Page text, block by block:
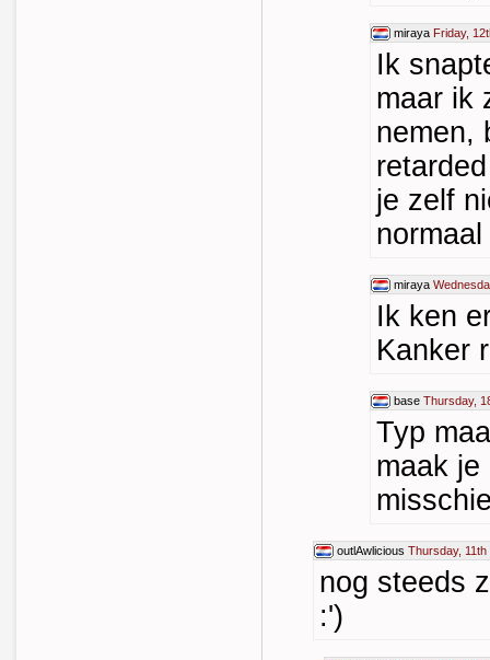
miraya Friday,
Ik
maar ik
nemen,
je zelf
miraya
Ik ken
Kanker
base Thursday,
Typ
maak je
outlAwlicious Thursday,
nog steeds
:')